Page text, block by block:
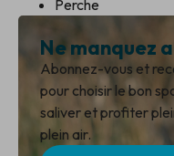
Perche
Ne manquez
Abonnez-vous et
pour choisir le bon
saliver et profiter
plein air.